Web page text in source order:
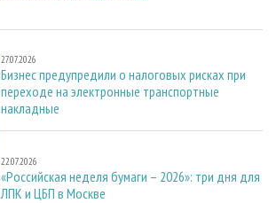
27.07.2026
Бизнес предупредили о налоговых рисках при
переходе на электронные транспортные
накладные
22.07.2026
«Российская неделя бумаги – 2026»: три дня для
ЛПК и ЦБП в Москве